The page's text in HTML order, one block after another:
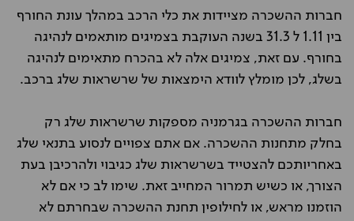
חברות ההשכרה מציידות את כלי הרכב במהלך עונת החורף
בין 1.11 ל 31.3 בשנה העוקבת בצמיגים מותאמים לנהיגה
בחורף. עם זאת, צמיגים אלה לא בהכרח מתאימים לנהיגה
בשלג, לכן מומלץ לוודא הימצאות של שרשראות שלג ברכב.
חברות ההשכרה בגרמניה מספקות שרשראות שלג רק
בחלק מתחנות ההשכרה. אם אתם צפויים לנסוע בתנאי שלג
באחריותכם להצטייד בשרשראות שלג כגיבוי ולהרכיבן בעת
הצורך, או כשיש תמרור המחייב זאת. שימו לב כי אם לא
הוזמנו מראש, או לחילופין תחנת ההשכרה שבחרתם לא